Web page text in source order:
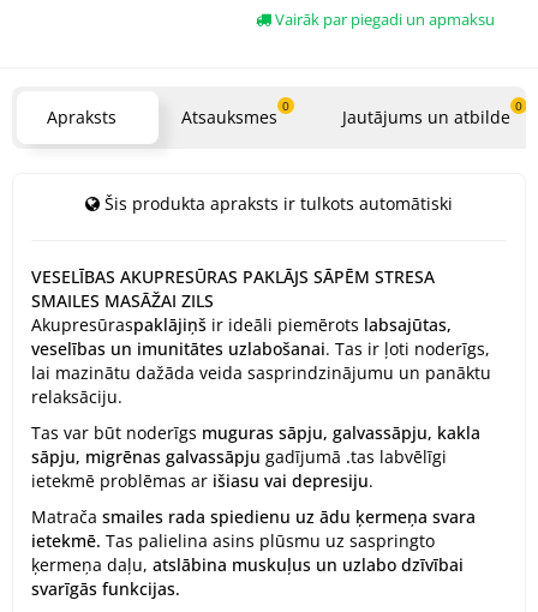
Vairāk par piegadi un apmaksu
Apraksts Atsauksmes 0 Jautājums un atbilde 0
Šis produkta apraksts ir tulkots automātiski
VESELĪBAS AKUPRESŪRAS PAKLĀJS SĀPĒM STRESA
SMAILES MASĀŽAI ZILS
Akupresūraspaklājiņš ir ideāli piemērots labsajūtas,
veselības un imunitātes uzlabošanai. Tas ir ļoti noderīgs,
lai mazinātu dažāda veida sasprindzinājumu un panāktu
relaksāciju.
Tas var būt noderīgs muguras sāpju, galvassāpju, kakla
sāpju, migrēnas galvassāpju gadījumā .tas labvēlīgi
ietekmē problēmas ar išiasu vai depresiju.
Matrača smailes rada spiedienu uz ādu ķermeņa svara
ietekmē. Tas palielina asins plūsmu uz saspringto
ķermeņa daļu, atslābina muskuļus un uzlabo dzīvībai
svarīgās funkcijas.